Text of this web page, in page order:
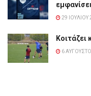
29 ΙΟΥΛΊΟΥ
Κοιτάζει
6